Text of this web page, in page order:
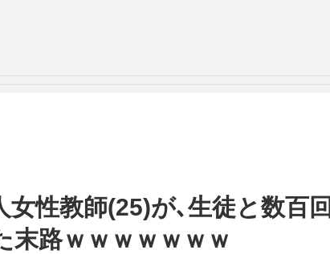
女性教師(25)が､生徒と数百回
末路ｗｗｗｗｗｗｗ